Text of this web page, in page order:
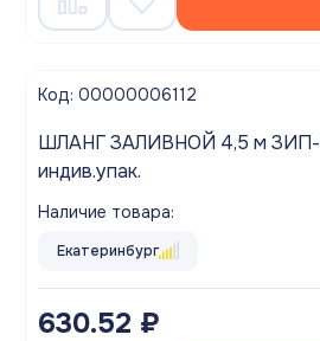
Код: 00000006112
ШЛАНГ ЗАЛИВНОЙ 4,5 м ЗИП-ФЛЕКС в
индив.упак.
Наличие товара:
Екатеринбург
630.52 ₽